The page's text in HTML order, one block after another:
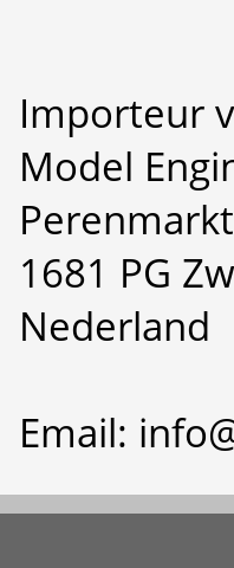
Importeur
Model
1681 PG
Nederland
Email: